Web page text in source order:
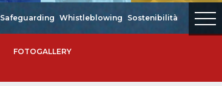
Safeguarding Whistleblowing Sostenibilità
FOTOGALLERY